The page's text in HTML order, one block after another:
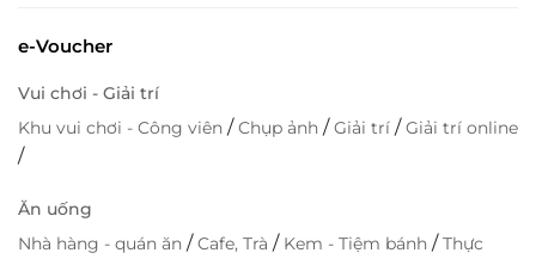
e-Voucher
Vui chơi - Giải trí
Khu vui chơi - Công viên /Chụp ảnh /Giải trí /Giải trí online
/
Ăn uống
Nhà hàng - quán ăn /Cafe, Trà / Kem - Tiệm bánh /Thực